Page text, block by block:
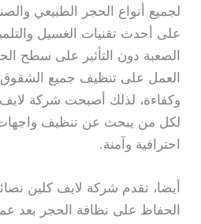
لجميع أنواع الحجر الطبيعي
على أحدث تقنيات الغسيل
الصعبة دون التأثير على سطح
العمل على تنظيف جميع الشقوق
وكفاءة، لذلك أصبحت شركة لايف
لكل من يبحث عن تنظيف
احترافية وآمنة.
أيضا، تقدم شركة لايف كلين
الحفاظ على نظافة الحجر بعد